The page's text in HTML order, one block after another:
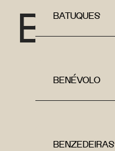
B BATUQUES
BENÉVOLO
BENZEDEIRAS